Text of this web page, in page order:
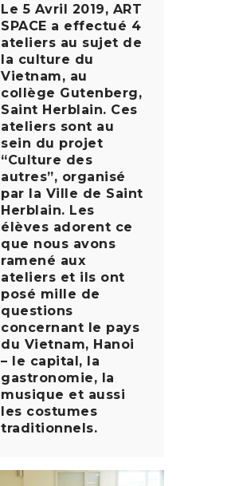
Le 5 Avril 2019, ART
SPACE a effectué 4
ateliers au sujet de
la culture du
Vietnam, au
collège Gutenberg,
Saint Herblain. Ces
ateliers sont au
sein du projet
“Culture des
autres”, organisé
par la Ville de Saint
Herblain. Les
élèves adorent ce
que nous avons
ramené aux
ateliers et ils ont
posé mille de
questions
concernant le pays
du Vietnam, Hanoi
– le capital, la
gastronomie, la
musique et aussi
les costumes
traditionnels.